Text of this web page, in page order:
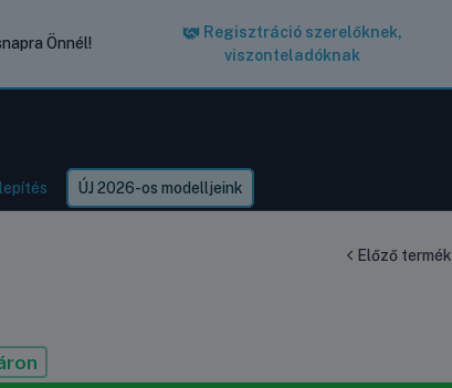
Önnél!
Regisztráció szerelőknek,
viszonteladóknak
ÚJ 2026-os modelljeink
Előző termék